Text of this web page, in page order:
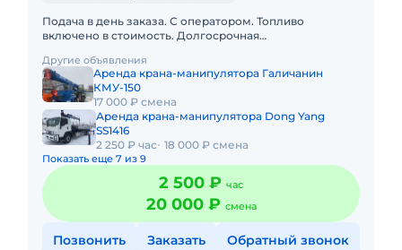
Подача в день заказа. С оператором. Топливо
включено в стоимость. Долгосрочная
наработкой. Сейчас свободна.
Другие объявления
Аренда крана-манипулятора Галичанин
КМУ-150
17 000 ₽ смена
Аренда крана-манипулятора Dong Yang
SS1416
2 250 ₽ час 18 000 ₽ смена
Показать еще 7 из 9
2 500 ₽ час
20 000 ₽ смена
Позвонить Заказать Обратный звонок